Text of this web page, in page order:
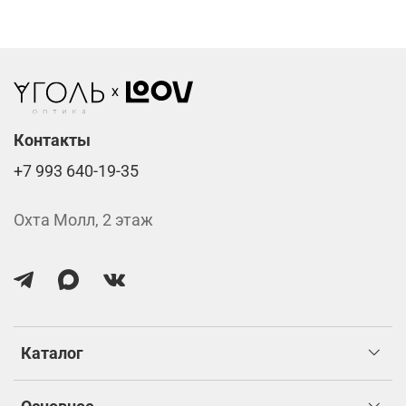
Каталог
Контакты
+7 993 640-19-35
Охта Молл, 2 этаж